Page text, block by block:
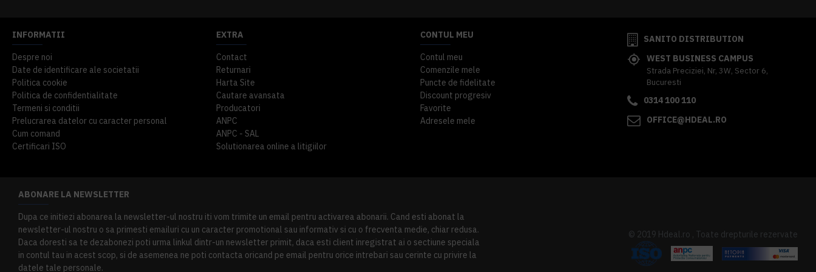
INFORMATII
Despre noi
Date de identificare ale societatii
Politica cookie
Politica de confidentialitate
Termeni si conditii
Prelucrarea datelor cu caracter personal
Cum comand
Certificari ISO
EXTRA
Contact
Returnari
Harta Site
Cautare avansata
Producatori
ANPC
ANPC - SAL
Solutionarea online a litigiilor
CONTUL MEU
Contul meu
Comenzile mele
Puncte de fidelitate
Discount progresiv
Favorite
Adresele mele
SANITO DISTRIBUTION
WEST BUSINESS CAMPUS
Strada Preciziei, Nr, 3W, Sector 6,
Bucuresti
0314 100 110
OFFICE@HDEAL.RO
ABONARE LA NEWSLETTER
Dupa ce initiezi abonarea la newsletter-ul nostru iti vom trimite un email pentru activarea abonarii. Cand esti abonat la
newsletter-ul nostru o sa primesti emailuri cu un caracter promotional sau informativ si cu o frecventa medie, chiar redusa.
Daca doresti sa te dezabonezi poti urma linkul dintr-un newsletter primit, daca esti client inregistrat ai o sectiune speciala
in contul tau in acest scop, si de asemenea ne poti contacta oricand pe email pentru orice intrebari sau cerinte cu privire la
datele tale personale.
© 2019 Hdeal.ro , Toate drepturile rezervate